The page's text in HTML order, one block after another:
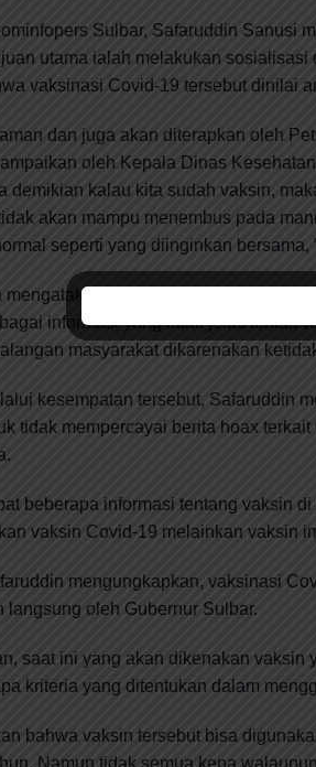
Sulbar, Safaruddin Sanusi
utama ialah melakukan sosialisasi
vaksinasi Covid-19 tersebut dinilai
dan juga akan diterapkan oleh
oleh Kepala Dinas
demikian kalau kita sudah vaksin,
akan mampu menembus pada
seperti yang diinginkan bersama,
Kominfo selaku juru
informasi yang tidak jelas terkait
masyarakat dikarenakan
kesempatan tersebut, Safaruddin
tidak mempercayai berita hoax
beberapa informasi tentang vaksin
vaksin Covid-19 melainkan vaksin
mengungkapkan, vaksinasi
langsung oleh Gubernur Sulbar.
saat ini yang akan dikenakan vaksin
kriteria yang ditentukan dalam
bahwa vaksin tersebut bisa
Namun tidak semua kena